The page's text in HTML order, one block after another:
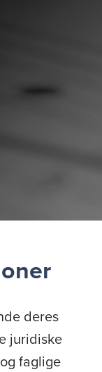
deres
juridiske
faglige